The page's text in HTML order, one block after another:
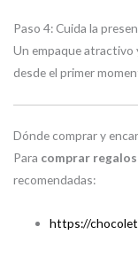
Paso 4: Cuida la
Un empaque atractivo
desde el primer
Dónde comprar y
Para comprar
recomendadas:
https://